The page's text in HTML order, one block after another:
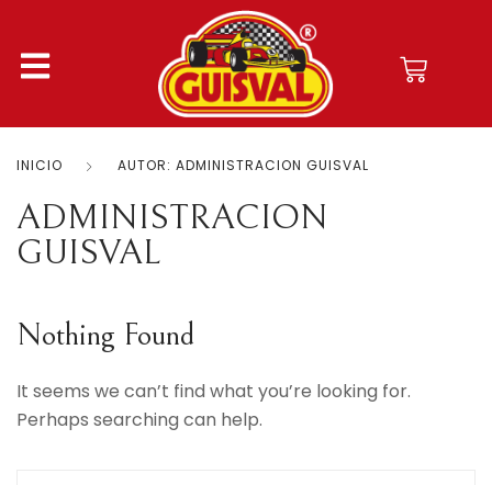
INICIO AUTOR: ADMINISTRACION GUISVAL
ADMINISTRACION
GUISVAL
Nothing Found
It seems we can’t find what you’re looking for.
Perhaps searching can help.